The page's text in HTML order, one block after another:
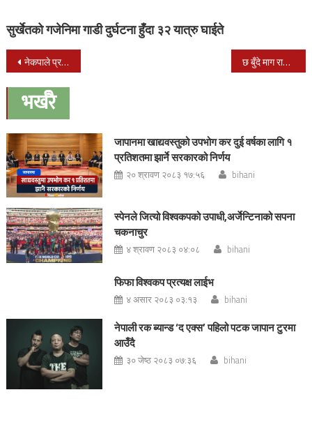
सुर्खेतको गजेनिमा गाडी दुर्घटना हुँदा ३२ यात्रु घाईते
Post
navigation
नेकपाले प्रचण्डको अध्यक्षतामा सांगठनिक तथा पार्टीका अन्य निर्णय गर्ने छ बुँदे माग राख्दै विद्यार्थी संगठनहरुद्वारा प्रेस विज्ञप्ति जारी
भर्खरै
जापानमा खाद्यवस्तुको उपभोग कर दुई वर्षका लागि १
प्रतिशतमा झार्ने सरकारको निर्णय
२० श्रावण २०८३ १७:५६ bihani
स्पेनले जित्यो विश्वकपको उपाधी,अर्जेन्टिनाको सपना
चकनाचुर
४ श्रावण २०८३ ०४:०८ bihani
फिफा विश्वकप प्रत्यक्ष लाईभ
४ असार २०८३ ०३:१३ bihani
नेपाली रक ब्यान्ड ‘द एक्स’ पहिलो पटक जापान टुरमा
आउँदै
३० जेष्ठ २०८३ ०७:३६ bihani